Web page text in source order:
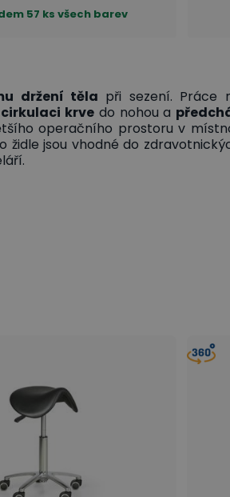
57 ks všech barev
držení těla při sezení. Práce
krvedo nohou a
operačního prostoru v
židle jsou vhodné do